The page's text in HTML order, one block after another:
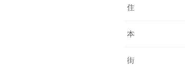
住
本
街